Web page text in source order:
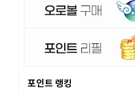
포인트 랭킹